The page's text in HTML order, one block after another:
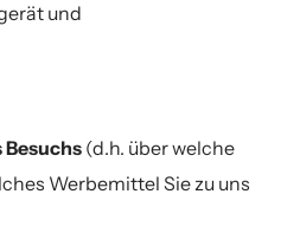
und
(d.h. über welche
Werbemittel Sie zu uns